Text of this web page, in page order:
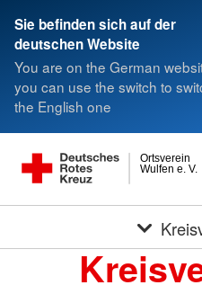
Sie befinden sich auf der
deutschen Website
You are on the German
you can use the switch to
the English one
Wulfen e. V.
Ortsverein